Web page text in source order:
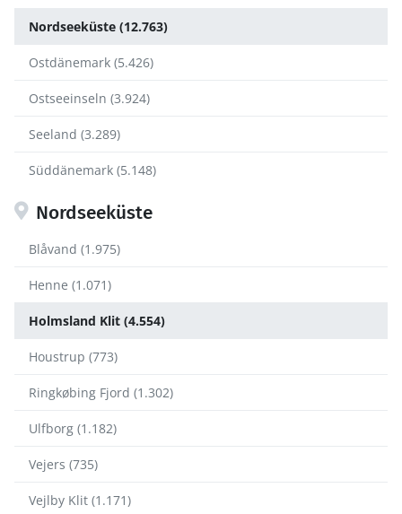
Nordseeküste (12.763)
Ostdänemark (5.426)
Ostseeinseln (3.924)
Seeland (3.289)
Süddänemark (5.148)
Nordseeküste
Blåvand (1.975)
Henne (1.071)
Holmsland Klit (4.554)
Houstrup (773)
Ringkøbing Fjord (1.302)
Ulfborg (1.182)
Vejers (735)
Vejlby Klit (1.171)